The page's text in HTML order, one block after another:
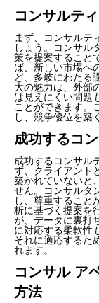
コンサルテ
まず、コンサルテ
しょう。コンサル
策を提案すること
ば、新しい市場へ
ど、多岐にわたる
大の魅力は、外部
は見えにくい問題
ことができます。
し、競争優位を築
成功するコ
成功するコンサル
ず、クライアント
築かれていないと
せん。コンサルタ
し、尊重すること
析に基づく提案を
が、データに裏打
に対応する柔軟性
それに適応するた
れます。
コンサル ア
方法